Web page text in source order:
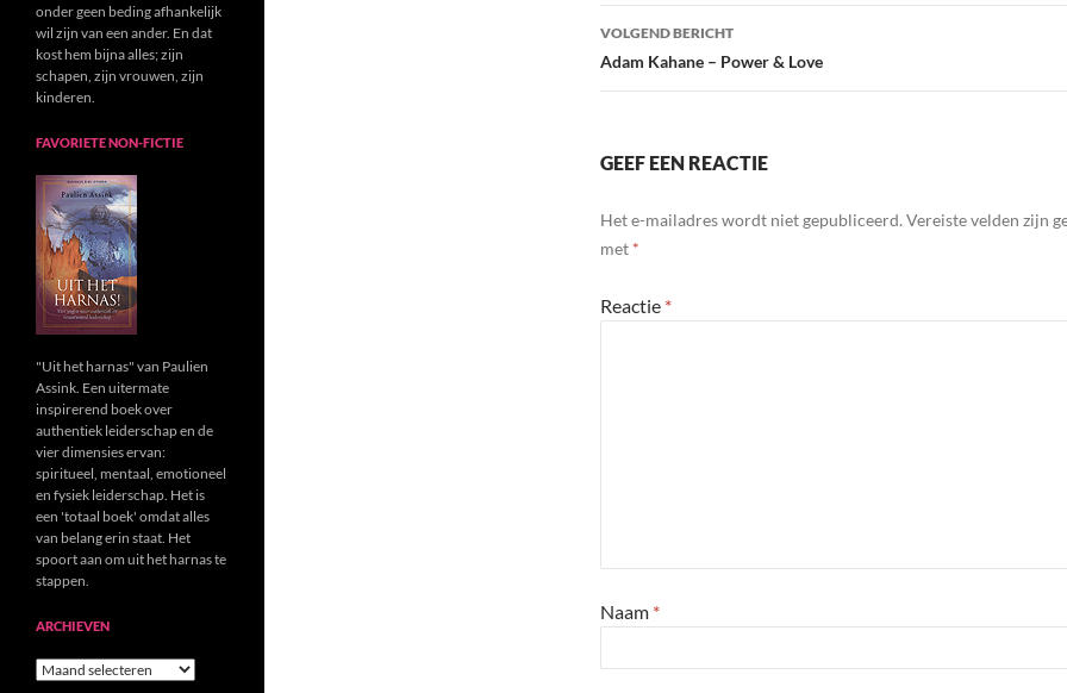
VOLGEND BERICHT
Adam Kahane – Power & Love
GEEF EEN REACTIE
Het e-mailadres wordt niet gepubliceerd. Vereiste velden zijn
met *
Reactie *
Naam *
onder geen beding afhankelijk
wil zijn van een ander. En dat
kost hem bijna alles; zijn
schapen, zijn vrouwen, zijn
kinderen.
FAVORIETE NON-FICTIE
"Uit het harnas" van Paulien
Assink. Een uitermate
inspirerend boek over
authentiek leiderschap en de
vier dimensies ervan:
spiritueel, mentaal, emotioneel
en fysiek leiderschap. Het is
een 'totaal boek' omdat alles
van belang erin staat. Het
spoort aan om uit het harnas te
stappen.
ARCHIEVEN
Archieven